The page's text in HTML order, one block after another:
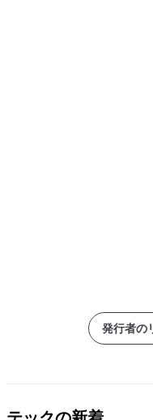
発行者の